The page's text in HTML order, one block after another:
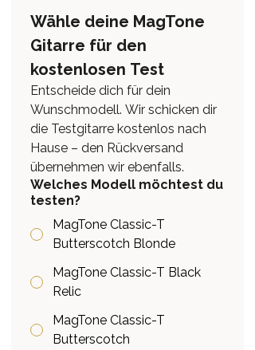
Wähle deine MagTone
Gitarre für den
kostenlosen Test
Entscheide dich für dein
Wunschmodell. Wir schicken dir
die Testgitarre kostenlos nach
Hause – den Rückversand
übernehmen wir ebenfalls.
Welches Modell möchtest du
testen?
MagTone Classic-T
Butterscotch Blonde
MagTone Classic-T Black
Relic
MagTone Classic-T
Butterscotch